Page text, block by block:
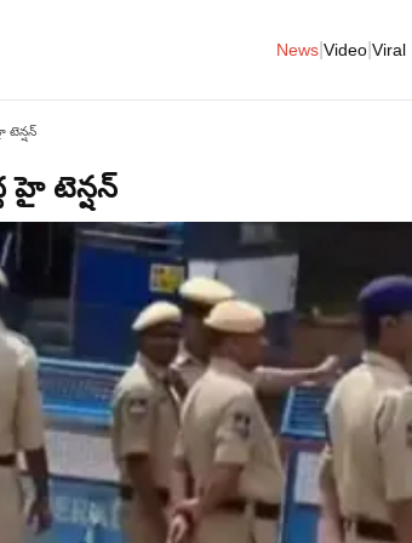
News Video Viral
టెన్షన్
హై టెన్షన్